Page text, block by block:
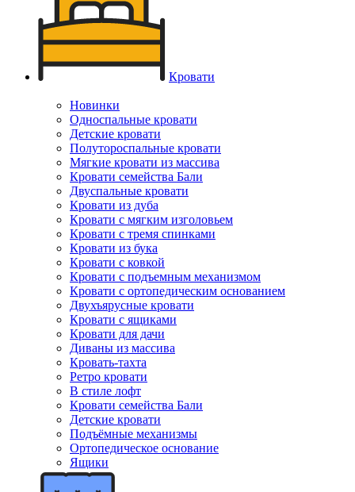
Кровати
Новинки
Односпальные кровати
Детские кровати
Полутороспальные кровати
Мягкие кровати из массива
Кровати семейства Бали
Двуспальные кровати
Кровати из дуба
Кровати с мягким изголовьем
Кровати с тремя спинками
Кровати из бука
Кровати с ковкой
Кровати с подъемным механизмом
Кровати с ортопедическим основанием
Двухъярусные кровати
Кровати с ящиками
Кровати для дачи
Диваны из массива
Кровать-тахта
Ретро кровати
В стиле лофт
Кровати семейства Бали
Детские кровати
Подъёмные механизмы
Ортопедическое основание
Ящики